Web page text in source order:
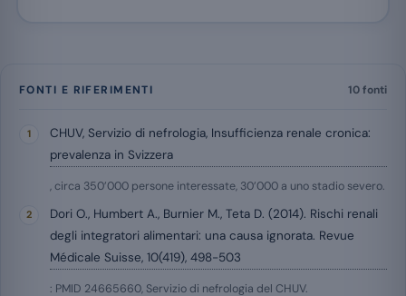
FONTI E RIFERIMENTI 10 fonti
CHUV, Servizio di nefrologia, Insufficienza renale cronica:
prevalenza in Svizzera
, circa 350’000 persone interessate, 30’000 a uno stadio severo.
Dori O., Humbert A., Burnier M., Teta D. (2014). Rischi renali
degli integratori alimentari: una causa ignorata. Revue
Médicale Suisse, 10(419), 498-503
: PMID 24665660, Servizio di nefrologia del CHUV.